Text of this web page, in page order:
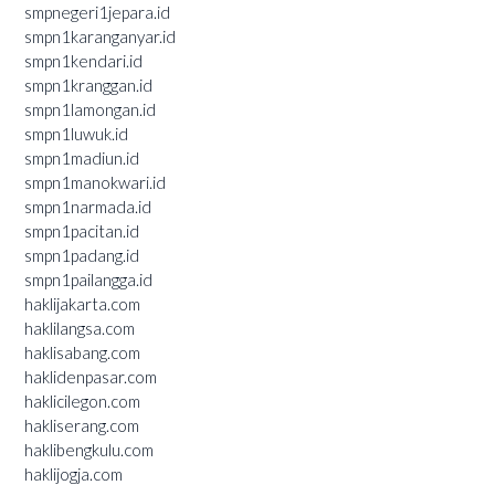
smpnegeri1jepara.id
smpn1karanganyar.id
smpn1kendari.id
smpn1kranggan.id
smpn1lamongan.id
smpn1luwuk.id
smpn1madiun.id
smpn1manokwari.id
smpn1narmada.id
smpn1pacitan.id
smpn1padang.id
smpn1pailangga.id
haklijakarta.com
haklilangsa.com
haklisabang.com
haklidenpasar.com
haklicilegon.com
hakliserang.com
haklibengkulu.com
haklijogja.com